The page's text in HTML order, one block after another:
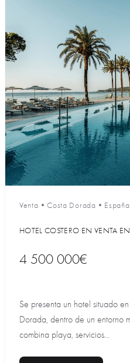
Venta •Costa Dorada • España
HOTEL COSTERO EN VENTA
4 500 000€
Se presenta un hotel situado
Dorada, dentro de un entorno
combina playa, servicios...